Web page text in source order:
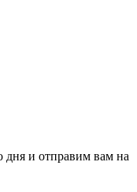
дня и отправим вам на